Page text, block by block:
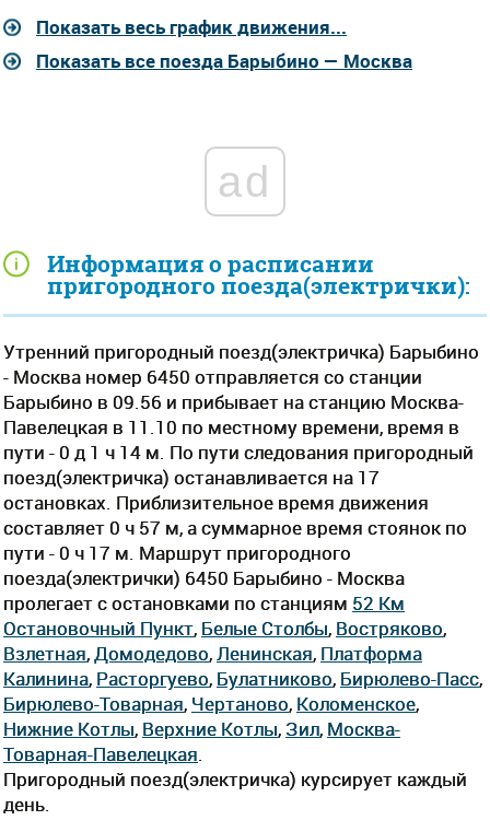
Информация о расписании
пригородного поезда(электрички):
Утренний пригородный поезд(электричка) Барыбино
- Москва номер 6450 отправляется со станции
Барыбино в 09.56 и прибывает на станцию Москва-
Павелецкая в 11.10 по местному времени, время в
пути - 0 д 1 ч 14 м. По пути следования пригородный
поезд(электричка) останавливается на 17
остановках. Приблизительное время движения
составляет 0 ч 57 м, а суммарное время стоянок по
пути - 0 ч 17 м. Маршрут пригородного
поезда(электрички) 6450 Барыбино - Москва
пролегает c остановками по станциям 52 Км
Остановочный Пункт, Белые Столбы, Востряково,
Взлетная, Домодедово, Ленинская, Платформа
Калинина, Расторгуево, Булатниково, Бирюлево-Пасс,
Бирюлево-Товарная, Чертаново, Коломенское,
Нижние Котлы, Верхние Котлы, Зил, Москва-
Товарная-Павелецкая
Пригородный поезд(электричка) курсирует каждый
день.
Показать весь график движения...
Показать все поезда Барыбино — Москва
ad